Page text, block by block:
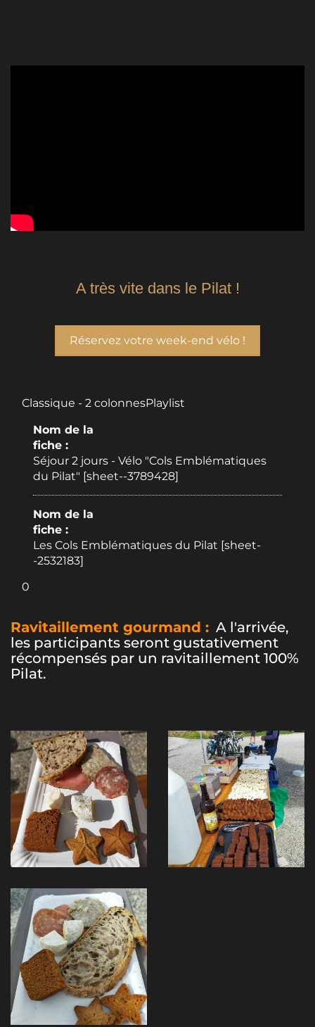
A très vite dans le Pilat !
Réservez votre week-end vélo !
Classique - 2 colonnesPlaylist
Nom de la
fiche :
Séjour 2 jours - Vélo "Cols Emblématiques
du Pilat" [sheet--3789428]
Nom de la
fiche :
Les Cols Emblématiques du Pilat [sheet-
-2532183]
0
Ravitaillement gourmand : A l'arrivée,
les participants seront gustativement
récompensés par un ravitaillement 100%
Pilat.